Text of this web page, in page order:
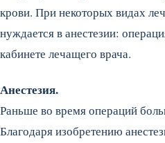
крови. При некоторых видах
нуждается в анестезии:
кабинете лечащего врача.
Анестезия.
Раньше во время операций
Благодаря изобретению